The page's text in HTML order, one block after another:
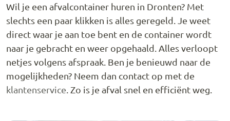
Wil je een afvalcontainer huren in Dronten? Met
slechts een paar klikken is alles geregeld. Je weet
direct waar je aan toe bent en de container wordt
naar je gebracht en weer opgehaald. Alles verloopt
netjes volgens afspraak. Ben je benieuwd naar de
mogelijkheden? Neem dan contact op met de
klantenservice . Zo is je afval snel en efficiënt weg.